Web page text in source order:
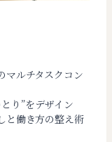
ルチタスクコン
り”をデザイン
と働き方の整え術